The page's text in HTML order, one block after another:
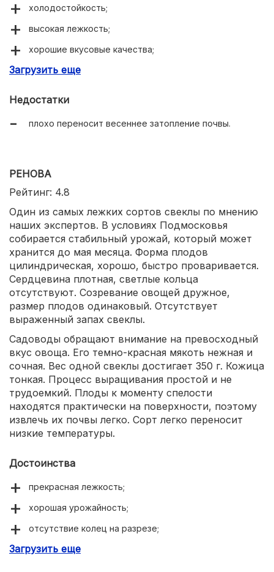
холодостойкость;
высокая лежкость;
хорошие вкусовые качества;
простота в уходе;
Загрузить еще
Недостатки
плохо переносит весеннее затопление почвы.
РЕНОВА
Рейтинг: 4.8
Один из самых лежких сортов свеклы по мнению
наших экспертов. В условиях Подмосковья
собирается стабильный урожай, который может
хранится до мая месяца. Форма плодов
цилиндрическая, хорошо, быстро проваривается.
Сердцевина плотная, светлые кольца
отсутствуют. Созревание овощей дружное,
размер плодов одинаковый. Отсутствует
выраженный запах свеклы.
Садоводы обращают внимание на превосходный
вкус овоща. Его темно-красная мякоть нежная и
сочная. Вес одной свеклы достигает 350 г. Кожица
тонкая. Процесс выращивания простой и не
трудоемкий. Плоды к моменту спелости
находятся практически на поверхности, поэтому
извлечь их почвы легко. Сорт легко переносит
низкие температуры.
Достоинства
прекрасная лежкость;
хорошая урожайность;
отсутствие колец на разрезе;
выравненность корнеплодов;
Загрузить еще